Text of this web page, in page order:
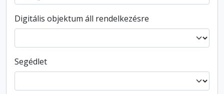
Digitális objektum áll rendelkezésre
Segédlet